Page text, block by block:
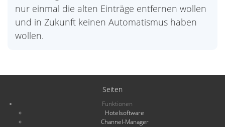
nur einmal die alten Einträge entfernen wollen
und in Zukunft keinen Automatismus haben
wollen.
Seiten
Funktionen
Hotelsoftware
Channel-Manager